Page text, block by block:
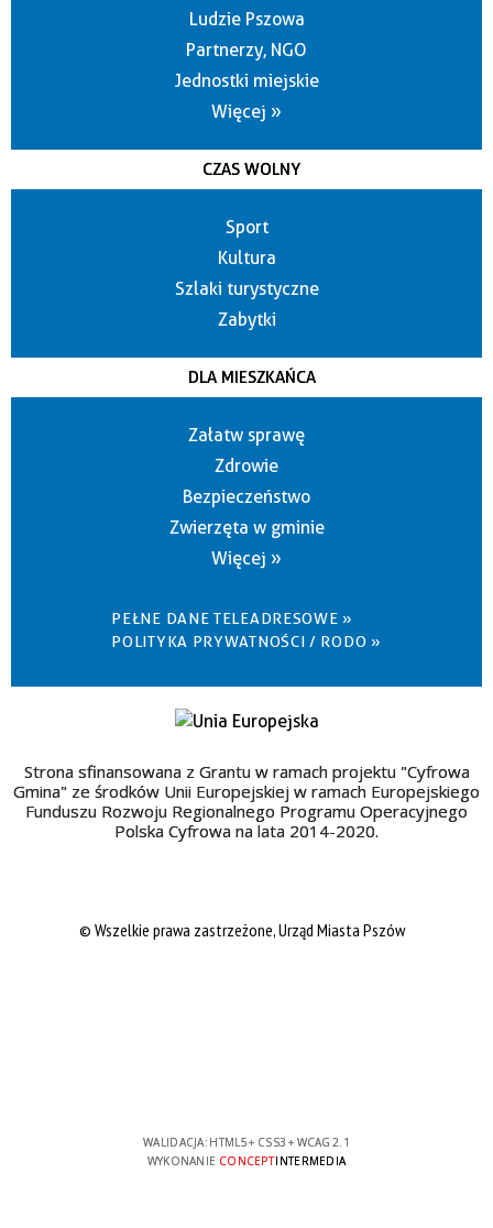
Ludzie Pszowa
Partnerzy, NGO
Jednostki miejskie
Więcej »
CZAS WOLNY
Sport
Kultura
Szlaki turystyczne
Zabytki
DLA MIESZKAŃCA
Załatw sprawę
Zdrowie
Bezpieczeństwo
Zwierzęta w gminie
Więcej »
PEŁNE DANE TELEADRESOWE »
POLITYKA PRYWATNOŚCI / RODO »
Strona sfinansowana z Grantu w ramach projektu "Cyfrowa
Gmina" ze środków Unii Europejskiej w ramach Europejskiego
Funduszu Rozwoju Regionalnego Programu Operacyjnego
Polska Cyfrowa na lata 2014-2020.
© Wszelkie prawa zastrzeżone, Urząd Miasta Pszów
WALIDACJA: HTML5+ CSS3 + WCAG 2.1
WYKONANIE CONCEPTINTERMEDIA